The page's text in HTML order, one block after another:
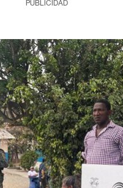
PUBLICIDAD